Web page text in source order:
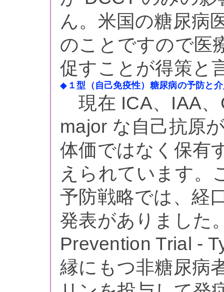
ん。米国の糖尿病
のことですので医
促すことが得策と
◆ １型（自己免疫性）糖尿病の予防と
現在 ICA、IAA、
major な自己抗原
体価ではなく保有
えられています。
予防戦略では、経
発表がありました
Prevention Trial -
縁にもつ非糖尿病